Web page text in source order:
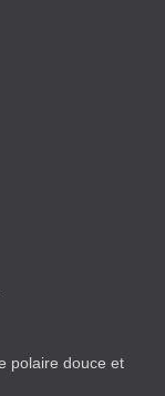
polaire douce et